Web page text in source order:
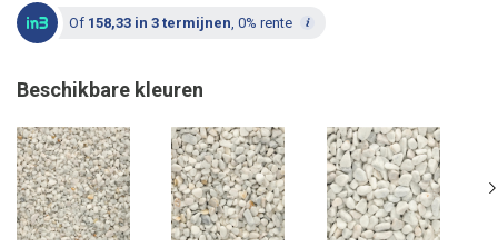
Of 158,33 in 3 termijnen, 0% rente
Beschikbare kleuren